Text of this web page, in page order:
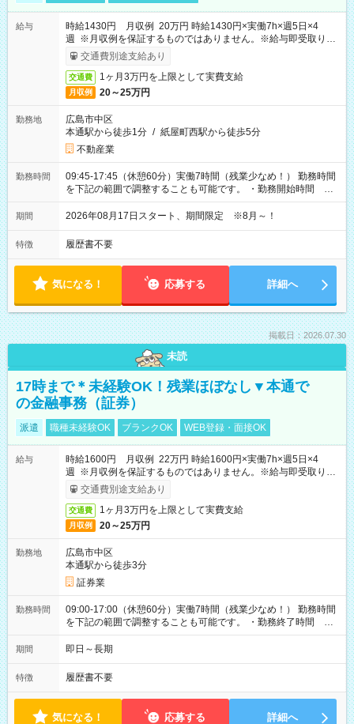
給与
時給1430円 月収例 20万円 時給1430円×実働7h×週5日×4
週 ※月収例を保証するものではありません。※給与即受取りサ
ービス利用可（利用条件有）
交通費別途支給あり
交通費 1ヶ月3万円を上限として実費支給
月収例 20～25万円
勤務地
広島市中区
本通駅から徒歩1分 / 紙屋町西駅から徒歩5分
不動産業
勤務時間
09:45-17:45（休憩60分）実働7時間（残業少なめ！） 勤務時間
を下記の範囲で調整することも可能です。 ・勤務開始時間
09:45～12:30 ・勤務終了時間 15:45～18:30 ・実働 05:00～
07:45
期間 2026年08月17日スタート、期間限定 ※8月～！
特徴 履歴書不要
気になる！ 応募する 詳細へ
掲載日：2026.07.30
未読
17時まで＊未経験OK！残業ほぼなし▼本通で
の金融事務（証券）
派遣 職種未経験OK ブランクOK WEB登録・面接OK
給与
時給1600円 月収例 22万円 時給1600円×実働7h×週5日×4
週 ※月収例を保証するものではありません。※給与即受取りサ
ービス利用可（利用条件有）
交通費別途支給あり
交通費 1ヶ月3万円を上限として実費支給
月収例 20～25万円
勤務地
広島市中区
本通駅から徒歩3分
証券業
勤務時間
09:00-17:00（休憩60分）実働7時間（残業少なめ！） 勤務時間
を下記の範囲で調整することも可能です。 ・勤務終了時間
15:30～17:00 ・実働 05:30～07:00
期間 即日～長期
特徴 履歴書不要
気になる！ 応募する 詳細へ